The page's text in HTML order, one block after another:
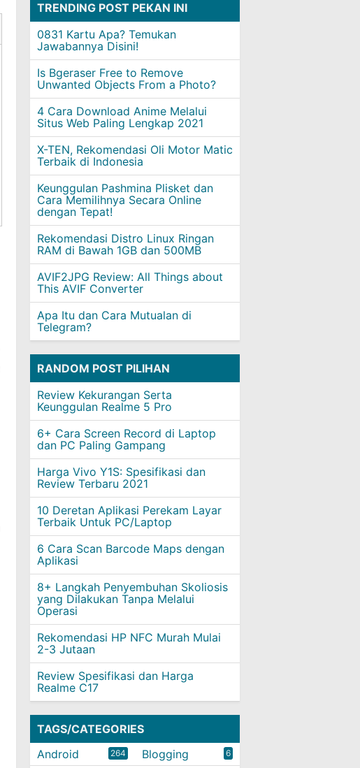
TRENDING POST PEKAN INI
0831 Kartu Apa? Temukan
Jawabannya Disini!
Is Bgeraser Free to Remove
Unwanted Objects From a Photo?
4 Cara Download Anime Melalui
Situs Web Paling Lengkap 2021
X-TEN, Rekomendasi Oli Motor Matic
Terbaik di Indonesia
Keunggulan Pashmina Plisket dan
Cara Memilihnya Secara Online
dengan Tepat!
Rekomendasi Distro Linux Ringan
RAM di Bawah 1GB dan 500MB
AVIF2JPG Review: All Things about
This AVIF Converter
Apa Itu dan Cara Mutualan di
Telegram?
RANDOM POST PILIHAN
Review Kekurangan Serta
Keunggulan Realme 5 Pro
6+ Cara Screen Record di Laptop
dan PC Paling Gampang
Harga Vivo Y1S: Spesifikasi dan
Review Terbaru 2021
10 Deretan Aplikasi Perekam Layar
Terbaik Untuk PC/Laptop
6 Cara Scan Barcode Maps dengan
Aplikasi
8+ Langkah Penyembuhan Skoliosis
yang Dilakukan Tanpa Melalui
Operasi
Rekomendasi HP NFC Murah Mulai
2-3 Jutaan
Review Spesifikasi dan Harga
Realme C17
TAGS/CATEGORIES
Android
264 Blogging 6